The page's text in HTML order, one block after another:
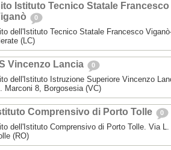
Istituto Tecnico Statale Francesco
0
dell'Istituto Tecnico Statale Francesco
(LC)
Vincenzo Lancia 0
dell'Istituto Istruzione Superiore Vincenzo
Marconi 8, Borgosesia (VC)
Comprensivo di Porto Tolle 0
dell'Istituto Comprensivo di Porto Tolle. Via
(RO)